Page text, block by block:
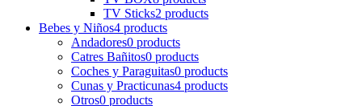
TV Sticks2 products
Bebes y Niños4 products
Andadores0 products
Catres Bañitos0 products
Coches y Paraguitas0 products
Cunas y Practicunas4 products
Otros0 products